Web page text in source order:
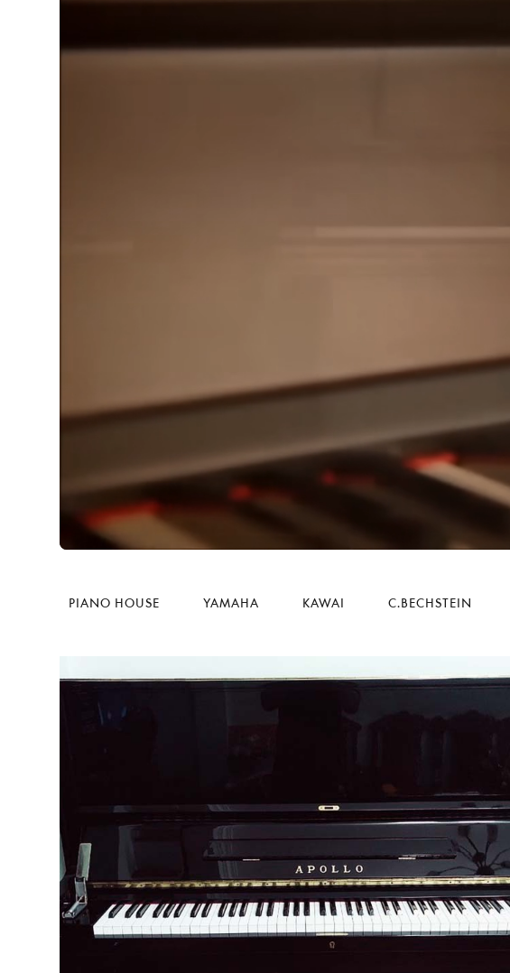
Piano House là nhà phân phối các dòng Piano cao cấp chính hãng
. Apollo Piano là công ty chuyên cung cấp các sản
PIANO HOUSE YAMAHA KAWAI C.BECHSTEIN